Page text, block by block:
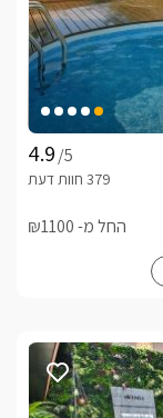
/5
החל מ- ₪1100